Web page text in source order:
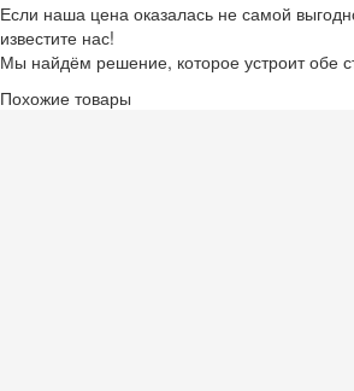
Если наша цена оказалась не самой
известите нас!
Мы найдём решение, которое устроит обе
Похожие товары